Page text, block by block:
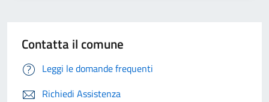
Contatta il comune
Leggi le domande frequenti
Richiedi Assistenza